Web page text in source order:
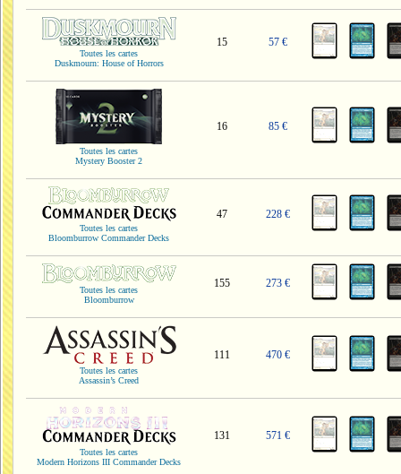
Toutes les cartes
Duskmourn: House of Horrors
15 57 €
Toutes les cartes
Mystery Booster 2
16 85 €
Toutes les cartes
Bloomburrow Commander Decks
47 228 €
Toutes les cartes
Bloomburrow
155 273 €
Toutes les cartes
Assassin’s Creed
111 470 €
Toutes les cartes
Modern Horizons III Commander Decks
131 571 €